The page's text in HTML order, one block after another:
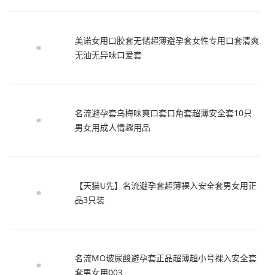
美诺女用口胶套无储超薄避孕套女性专用口套清爽
无油无异味口爱套
名流避孕套乌梅味爽口套口角套超薄安全套10只
男女用成人情趣用品
【天猫U先】名流避孕套超薄裸入安全套男女用正
品3只装
名流MO玻尿酸避孕套正品超薄超小号裸入安全套
套男女用003